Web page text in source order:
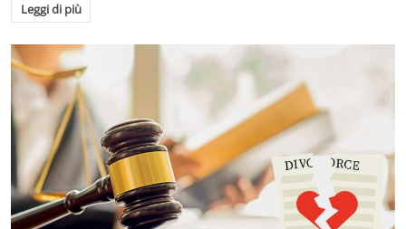
Leggi di più